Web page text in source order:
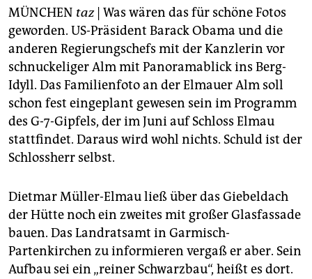
fragen & hilfe
unterstützen
abo
genossenschaft
epaper login
MÜNCHEN taz| Was wären das für schöne Fotos
geworden. US-Präsident Barack Obama und die
anderen Regierungschefs mit der Kanzlerin vor
schnuckeliger Alm mit Panoramablick ins Berg-
Idyll. Das Familienfoto an der Elmauer Alm soll
schon fest eingeplant gewesen sein im Programm
des G-7-Gipfels, der im Juni auf Schloss Elmau
stattfindet. Daraus wird wohl nichts. Schuld ist der
Schlossherr selbst.
Dietmar Müller-Elmau ließ über das Giebeldach
der Hütte noch ein zweites mit großer Glasfassade
bauen. Das Landratsamt in Garmisch-
Partenkirchen zu informieren vergaß er aber. Sein
Aufbau sei ein „reiner Schwarzbau“, heißt es dort.